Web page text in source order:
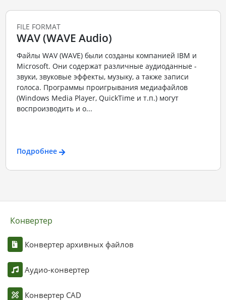
FILE FORMAT
WAV (WAVE Audio)
Файлы WAV (WAVE) были созданы компанией IBM и
Microsoft. Они содержат различные аудиоданные -
звуки, звуковые эффекты, музыку, а также записи
голоса. Программы проигрывания медиафайлов
(Windows Media Player, QuickTime и т.п.) могут
воспроизводить и о...
Подробнее
Конвертер
Конвертер архивных файлов
Аудио-конвертер
Конвертер CAD